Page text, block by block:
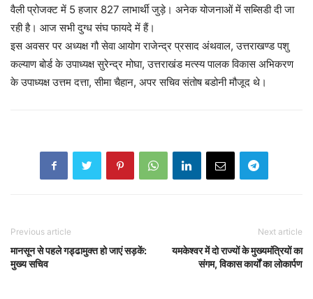
वैली प्रोजक्ट में 5 हजार 827 लाभार्थी जुड़े। अनेक योजनाओं में सब्सिडी दी जा
रही है। आज सभी दुग्ध संघ फायदे में हैं।
इस अवसर पर अध्यक्ष गौ सेवा आयोग राजेन्द्र प्रसाद अंथवाल, उत्तराखण्ड पशु
कल्याण बोर्ड के उपाध्यक्ष सुरेन्द्र मोघा, उत्तराखंड मत्स्य पालक विकास अभिकरण
के उपाध्यक्ष उत्तम दत्ता, सीमा चैहान, अपर सचिव संतोष बडोनी मौजूद थे।
Previous article
मानसून से पहले गड्ढामुक्त हो जाएं सड़कें:
मुख्य सचिव
Next article
यमकेश्वर में दो राज्यों के मुख्यमंत्रियों का
संगम, विकास कार्यों का लोकार्पण